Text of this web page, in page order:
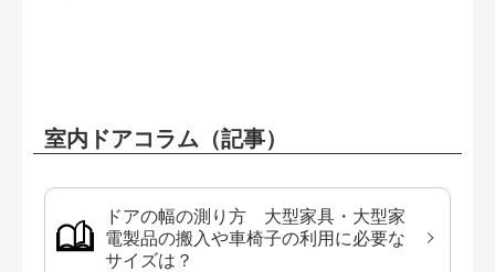
室内ドアコラム（記事）
ドアの幅の測り方 大型家具・大型家
電製品の搬入や車椅子の利用に必要な
サイズは？